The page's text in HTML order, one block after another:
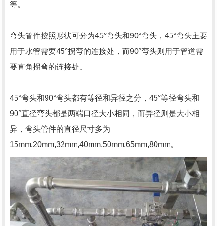
等。
弯头管件按照形状可分为45°弯头和90°弯头，45°弯头主要
用于水管需要45°拐弯的连接处，而90°弯头则用于管道需
要直角拐弯的连接处。
45°弯头和90°弯头都有等径和异径之分，45°等径弯头和
90°直径弯头都是两端口径大小相同，而异径则是大小相
异，弯头管件的直径尺寸多为
15mm,20mm,32mm,40mm,50mm,65mm,80mm。